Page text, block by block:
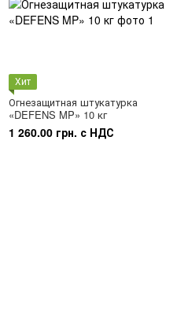
Хит
Огнезащитная штукатурка
«DEFENS MP» 10 кг
1 260.00 грн. с НДС